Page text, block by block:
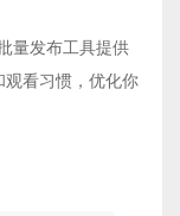
量发布工具提供
看习惯，优化你